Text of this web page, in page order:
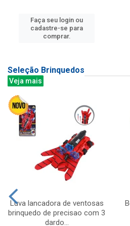
Faça seu login ou
cadastre-se para
comprar.
Seleção Brinquedos
Veja mais
Luva lancadora de ventosas
brinquedo de precisao com 3
dardo...